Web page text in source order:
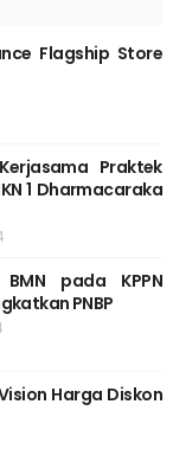
Flagship Store
Praktek
1 Dharmacaraka
pada KPPN
PNBP
Harga Diskon